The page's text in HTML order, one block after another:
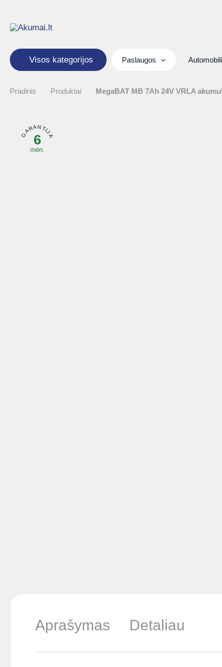
turinio
Visos kategorijos Paslaugos
Pradinis Produktai MegaBAT MB 7Ah 24V VRLA
GARANTIJA
6
mėn.
Aprašymas Detaliau